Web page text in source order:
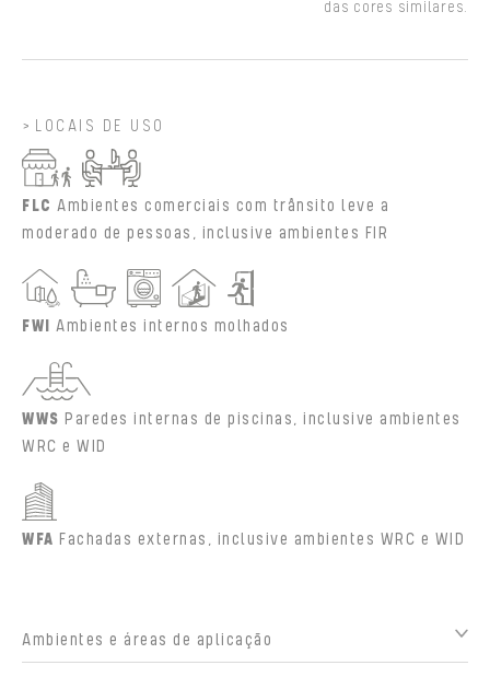
das cores similares.
LOCAIS DE USO
FLC Ambientes comerciais com trânsito leve a
moderado de pessoas, inclusive ambientes FIR
FWI Ambientes internos molhados
WWS Paredes internas de piscinas, inclusive ambientes
WRC e WID
WFA Fachadas externas, inclusive ambientes WRC e WID
Ambientes e áreas de aplicação